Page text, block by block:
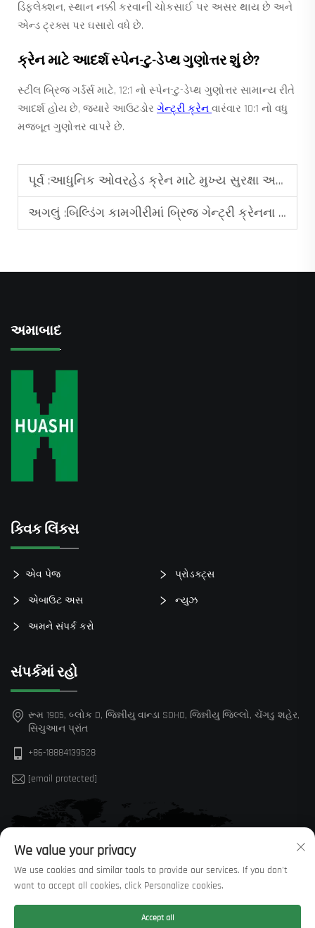
ડિફ્લેક્શન, સ્થાન નક્કી કરવાની ચોકસાઈ પર અસર થાય છે અને
એન્ડ ટ્રક્સ પર ઘસારો વધે છે.
ક્રેન માટે આદર્શ સ્પેન-ટુ-ડેપ્થ ગુણોત્તર શું છે?
સ્ટીલ બ્રિજ ગર્ડર્સ માટે, 12:1 નો સ્પેન-ટુ-ડેપ્થ ગુણોત્તર સામાન્ય રીતે
આદર્શ હોય છે, જ્યારે આઉટડોર ગેન્ટ્રી ક્રેન વારંવાર 10:1 નો વધુ
મજબૂત ગુણોત્તર વાપરે છે.
પૂર્વ :આધુનિક ઓવરહેડ ક્રેન માટે મુખ્ય સુરક્ષા અને નિયંત્રણ લાક્ષણિકતાઓ
અગલું :બિલ્ડિંગ કામગીરીમાં બ્રિજ ગેન્ટ્રી ક્રેનના શીર્ષ ઉપયોગો
અમાબાદ
ક્વિક લિંક્સ
એવ પેજ પ્રોડક્ટ્સ
એબાઉટ અસ ન્યુઝ
અમને સંપર્ક કરો
સંપર્કમાં રહો
રૂમ 1905, બ્લોક D, જિન્નીયુ વાન્ડા SOHO, જિન્નીયુ જિલ્લો, ચેંગડુ શહેર,
સિચુઆન પ્રાંત
+86-18884139528
[email protected]
We value your privacy
We use cookies and similar tools to provide our services. If you don't
want to accept all cookies, click Personalize cookies.
Accept all